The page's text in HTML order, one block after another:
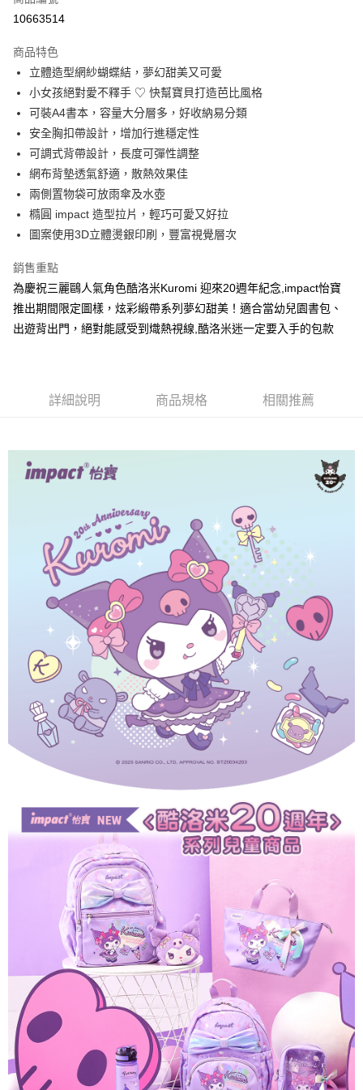
上海商業儲蓄銀行
臺灣中小企業銀行
匯豐（台灣）商業銀行
華泰商業銀行
聯邦商業銀行
遠東國際商業銀行
元大商業銀行
永豐商業銀行
玉山商業銀行
星展（台灣）商業銀行
台灣樂天信用卡公司
合作金庫商業銀行
上海商業儲蓄銀行
國泰世華商業銀行
兆豐國際商業銀行
匯豐（台灣）商業銀行
華泰商業銀行
聯邦商業銀行
遠東國際商業銀行
元大商業銀行
永豐商業銀行
玉山商業銀行
星展（台灣）商業銀行
台新國際商業銀行
超商取貨付款
LINE Pay
Apple Pay
街口支付
悠遊付
Google Pay
大哥付你分期
相關說明
【大哥付你分期使用說明】
2.付款方式選擇「大哥付你分期」，訂單成立後會自動跳轉到大哥付的交易
流程，驗證手機門號後，選擇欲分期的期數、繳款截止日，確認付款後即完
成交易。
3.實際核准額度、可分期數及費用金額請依後續交易確認頁面所載為準。
4.訂單成立30分鐘內，如未前往確認交易或遇審核未通過，訂單將自動取
醒簡訊。
1.本服務係由「台灣大哥大股份有限公司」（以下簡稱本公司）所提供，讓
用戶於交易時，得透過本服務購買商品或服務，並由商店將買賣／分期付款
2.基於同意付款使用「大哥付你分期」之契約關係目的，商店將以您的個人
資料（包含姓名、電話或地址）提供予台灣大哥大進項蒐集、處理及利用，
由本公司與您本人進行分期帳單所需資料之確認、核對及更正。
3.完整用戶服務條款，請詳閱以下連結：https://oppay.tw/userRule
相關說明
【關於「AFTEE先享後付」】
AFTEE先享後付是「在收到商品之後才付款」的支付方式。 讓您購物簡單
便利好安心！
１．簡單：不需註冊會員、不需綁卡、不需儲值。
１．於結帳方式選擇「AFTEE先享後付」後，將跳轉至「AFTEE先享後付」
３．收到繳費通知簡訊後14天內，點擊此簡訊中的連結，可透過四大超商／
ATM／網路銀行／等多元方式進行付款，方視為交易完成。
※ 請注意：結帳手續完成當下不需立刻繳費，但若您需要取消訂單，請聯絡
購買商品的店家。未經商家同意取消之訂單仍視為有效，需透過AFTEE先享
※ 交易是否成功請以「AFTEE先享後付 」之結帳頁面顯示為準，若有關於
是否繳費成功／繳費後需取消欲退款等相關疑問，請聯繫「AFTEE先享後付
客戶支援中心」https://netprotections.freshdesk.com/support/home
【注意事項】
１．透過由恩沛科技股份有限公司提供之「AFTEE先享後付」服務完成之交
易，需依本服務之必要範圍內提供個人資料，並將交易相關給付款項請求債
權轉讓予恩沛科技股份有限公司。
２．關於個人資料處理事宜，請瀏覽以下網址：
https://aftee.tw/terms/#terms3
３．未成年的使用者請事先徵得法定代理人或監護人之同意方可使用
「AFTEE先享後付」，若未經同意申辦者引起之損失，本公司不負相關責
４．使用「AFTEE先享後付」時，將依據個別帳號之用戶狀況，依本公司即
時審查核予不同之上限額度；若仍有額度不足之情形，本公司將視審查結果
請求用戶進行身份認證。
５．嚴禁一人註冊多個帳號或使用他人資訊註冊。若發現惡意使用之情形，
恩沛科技股份有限公司將有權停止該用戶之使用額度並採取法律行動。
ATM付款
萊爾富取貨付款
付款後萊爾富取貨
每筆NT$80，滿NT$1,000(含以上)免運費
7-11取貨付款
每筆NT$80，滿NT$1,000(含以上)免運費
付款後7-11取貨
每筆NT$80，滿NT$1,000(含以上)免運費
宅配
每筆NT$80，滿NT$1,000(含以上)免運費
外島宅配
每筆NT$200
10663514
商品特色
立體造型網紗蝴蝶結，夢幻甜美又可愛
小女孩絕對愛不釋手 ♡ 快幫寶貝打造芭比風格
可裝A4書本，容量大分層多，好收納易分類
安全胸扣帶設計，增加行進穩定性
可調式背帶設計，長度可彈性調整
網布背墊透氣舒適，散熱效果佳
兩側置物袋可放雨傘及水壺
橢圓 impact 造型拉片，輕巧可愛又好拉
圖案使用3D立體燙銀印刷，豐富視覺層次
銷售重點
為慶祝三麗鷗人氣角色酷洛米Kuromi 迎來20週年紀念,impact怡寶
推出期間限定圖樣，炫彩緞帶系列夢幻甜美！適合當幼兒園書包、
出遊背出門，絕對能感受到熾熱視線,酷洛米迷一定要入手的包款
詳細說明 商品規格 相關推薦